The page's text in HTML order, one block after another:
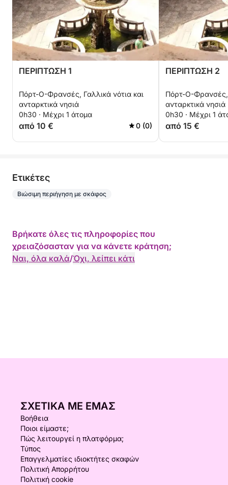
ΠΕΡΙΠΤΩΣΗ 1
Πόρτ-Ο-Φρανσές, Γαλλικά νότια και
ανταρκτικά νησιά
0h30 · Μέχρι 1 άτομα
από 10 € 0 (0)
ΠΕΡΙΠΤΩΣΗ 2
Πόρτ-Ο-Φρανσές,
ανταρκτικά νησιά
0h30 · Μέχρι 1
από 15 €
Eτικέτες
Βιώσιμη περιήγηση με σκάφος
Βρήκατε όλες τις πληροφορίες που
χρειαζόσασταν για να κάνετε κράτηση;
Ναι, όλα καλά/Όχι, λείπει κάτι
ΣΧΕΤΙΚΆ ΜΕ ΕΜΆΣ
Βοήθεια
Ποιοι είμαστε;
Πώς λειτουργεί η πλατφόρμα;
Τύπος
Επαγγελματίες ιδιοκτήτες σκαφών
Πολιτική Απορρήτου
Πολιτική cookie